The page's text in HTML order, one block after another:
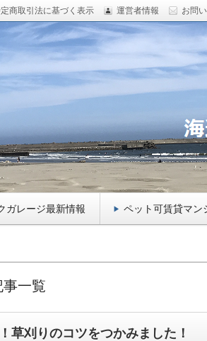
商取引法に基づく表示 運営者情報 お問
向け千葉県九十九里
マンションをご紹介！
急相模原のペットマンション 、バイク
イプードルもご紹介！
ガレージ最新情報 ペット可賃貸マン
一覧
草刈りのコツをつかみました！